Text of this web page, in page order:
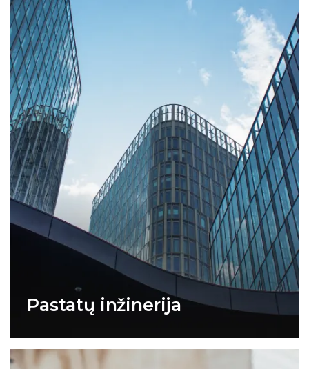
Pastatų inžinerija